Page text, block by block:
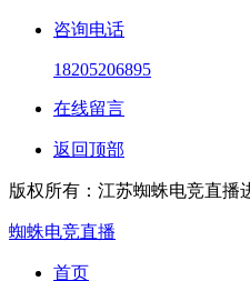
咨询电话
18205206895
在线留言
返回顶部
版权所有：江苏蜘蛛电竞直播
蜘蛛电竞直播
首页